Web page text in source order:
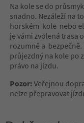
Na kole se do
snadno. Nezáleží na
horském kole nebo
je vámi zvolená trasa
rozumně a
průjezdný na kole po
právo na jízdu.
Pozor: Veřejnou
nelze přepravovat